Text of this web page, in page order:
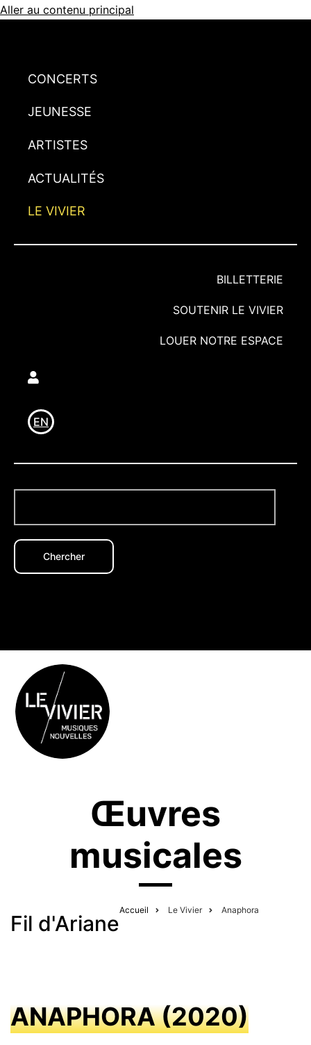
Aller au contenu principal
CONCERTS
JEUNESSE
ARTISTES
ACTUALITÉS
LE VIVIER
BILLETTERIE
SOUTENIR LE VIVIER
LOUER NOTRE ESPACE
Utilisateur
EN
Œuvres
musicales
Fil d'Ariane
Accueil Le Vivier Anaphora
ANAPHORA(2020)